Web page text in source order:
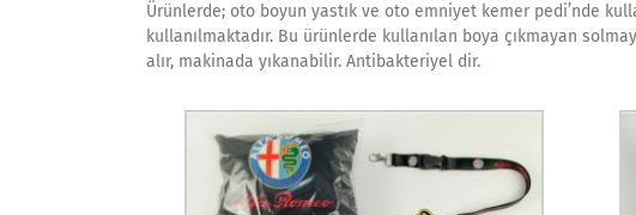
Ürünlerde; oto boyun yastık ve oto emniyet kemer pedi’nde
kullanılmaktadır. Bu ürünlerde kullanılan boya çıkmayan
alır, makinada yıkanabilir. Antibakteriyel dir.